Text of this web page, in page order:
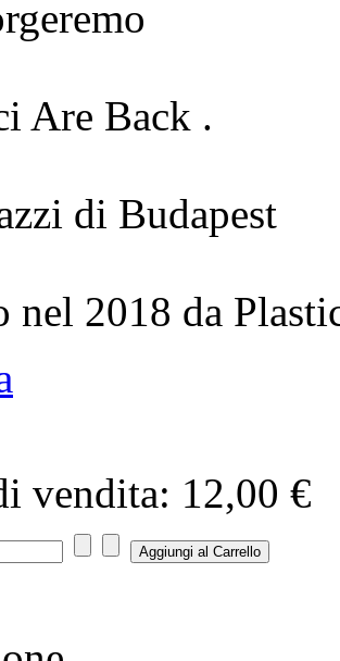
Are Back .
di Budapest
nel 2018 da
vendita: 12,00 €